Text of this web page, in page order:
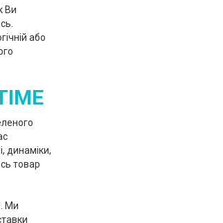
Ви
або
динаміки,
товар
Ми